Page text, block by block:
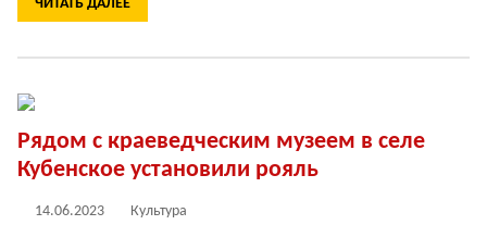
ЧИТАТЬ ДАЛЕЕ
Рядом с краеведческим музеем в селе
Кубенское установили рояль
14.06.2023 Культура